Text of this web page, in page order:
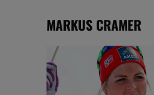
MARKUS CRAMER